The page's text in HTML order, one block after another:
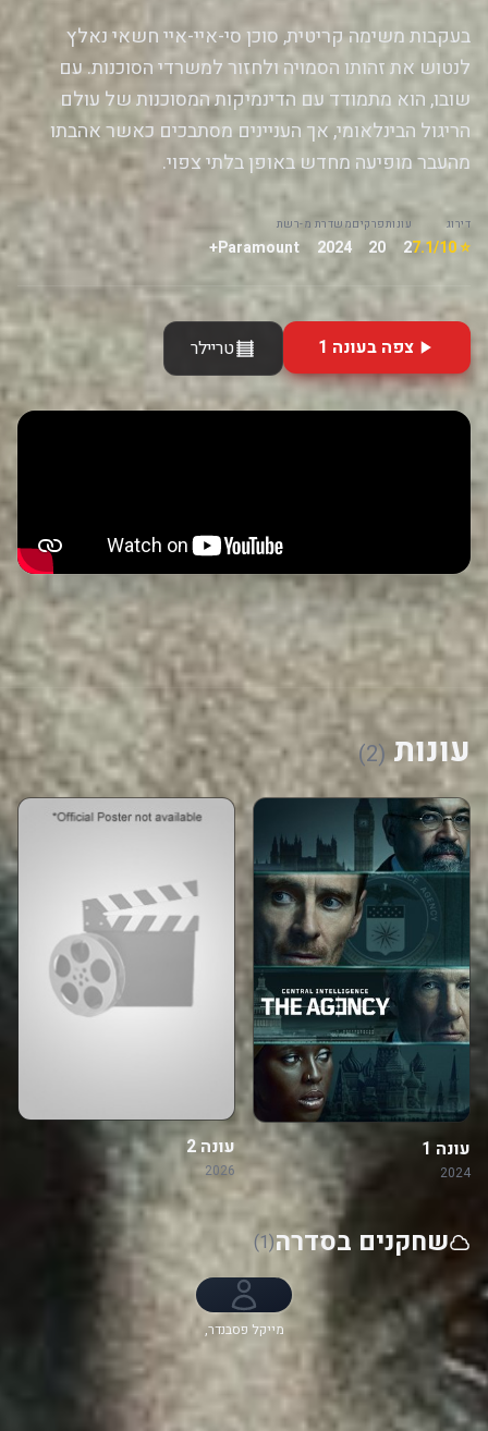
בעקבות משימה קריטית, סוכן סי-איי-איי חשאי נאלץ
לנטוש את זהותו הסמויה ולחזור למשרדי הסוכנות. עם
שובו, הוא מתמודד עם הדינמיקות המסוכנות של עולם
הריגול הבינלאומי, אך העניינים מסתבכים כאשר אהבתו
מהעבר מופיעה מחדש באופן בלתי צפוי.
דירוג
⭐ 7.1/10
עונות
2
פרקים
20
משדרת מ-
2024
רשת
Paramount+
צפה בעונה 1 טריילר
עונות(2)
עונה 1
2024
עונה 2
2026
שחקנים בסדרה(1)
מייקל פסבנדר,
ג'פרי רייט, ג'ודי
Harriet Sansom
Harris, John